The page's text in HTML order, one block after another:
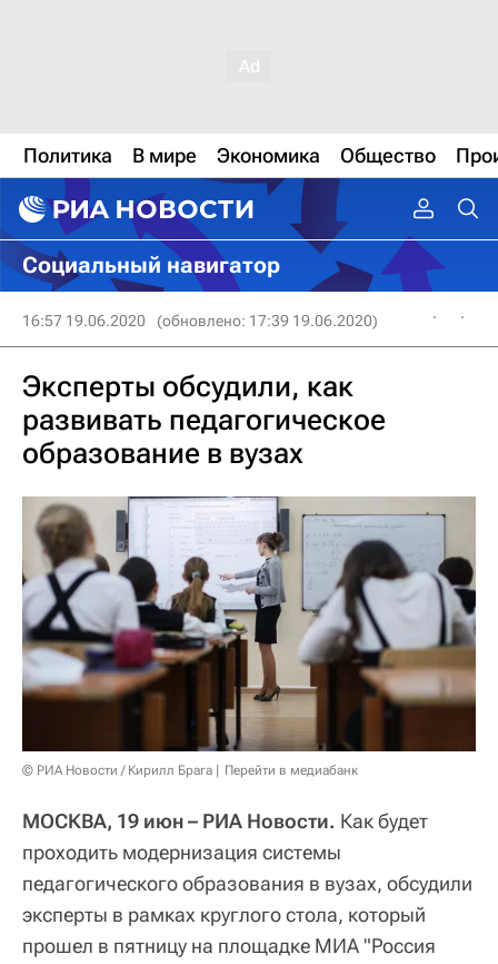
Политика В мире Экономика Общество
Социальный навигатор
16:57 19.06.2020 (обновлено: 17:39 19.06.2020)
Эксперты обсудили, как
развивать педагогическое
образование в вузах
© РИА Новости / Кирилл Брага Перейти в медиабанк
МОСКВА, 19 июн – РИА Новости. Как будет
проходить модернизация системы
педагогического образования в вузах, обсудили
эксперты в рамках круглого стола, который
прошел в пятницу на площадке МИА "Россия